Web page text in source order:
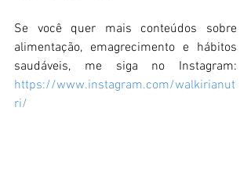
Se você quer mais conteúdos sobre
alimentação, emagrecimento e hábitos
https://www.instagram.com/walkirianut
ri/